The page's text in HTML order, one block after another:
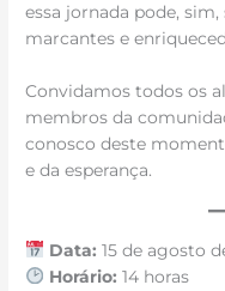
essa jornada pode,
marcantes e
Convidamos todos os
membros da
conosco deste
e da esperança.
Data: 15 de agosto
Horário: 14 horas